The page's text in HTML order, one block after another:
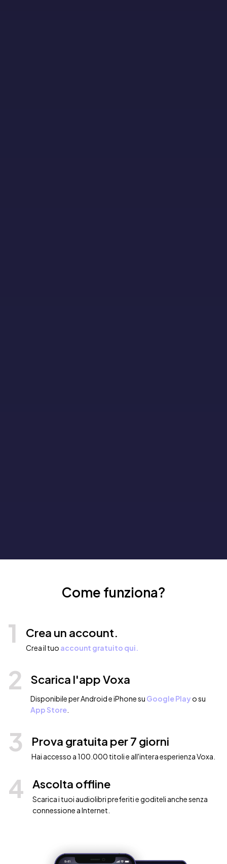
Come funziona?
1 Crea un account.
Crea il tuo account gratuito qui.
2 Scarica l'app Voxa
Disponibile per Android e iPhone su Google Playo su
App Store
3 Prova gratuita per 7 giorni
Hai accesso a 100.000 titoli e all'intera esperienza Voxa.
4 Ascolta offline
Scarica i tuoi audiolibri preferiti e goditeli anche senza
connessione a Internet.